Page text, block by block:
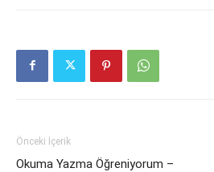
Önceki İçerik
Okuma Yazma Öğreniyorum –